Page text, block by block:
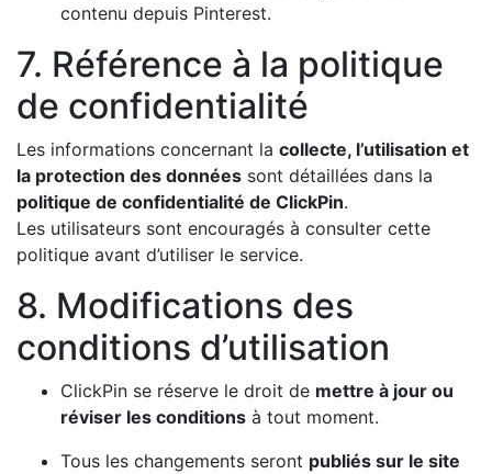
contenu depuis Pinterest.
7. Référence à la politique
de confidentialité
Les informations concernant la collecte, l’utilisation et
la protection des données sont détaillées dans la
politique de confidentialité de ClickPin.
Les utilisateurs sont encouragés à consulter cette
politique avant d’utiliser le service.
8. Modifications des
conditions d’utilisation
ClickPin se réserve le droit de mettre à jour ou
réviser les conditions à tout moment.
Tous les changements seront publiés sur le site